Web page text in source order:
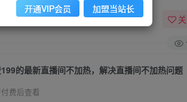
费后查看
开通VIP会员 加盟当站长